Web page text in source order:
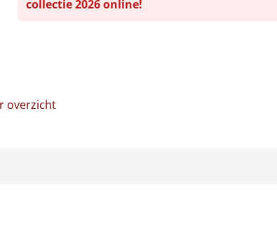
collectie 2026 online!
overzicht